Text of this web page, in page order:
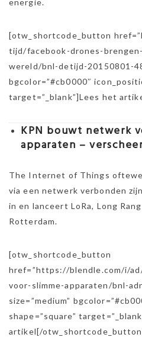
energie.
[otw_shortcode_button
tijd/facebook-drones-
wereld/bnl-detijd-20150801-
bgcolor=”#cb0000″
target=”_blank”]Lees het
KPN bouwt netwerk
apparaten –
The Internet of Things
via een netwerk verbonden
in en lanceert LoRa, Long
Rotterdam.
[otw_shortcode_button
href=”https://blendle.com/i/
voor-slimme-apparaten/bnl-
size=”medium”
shape=”square”
artikel[/